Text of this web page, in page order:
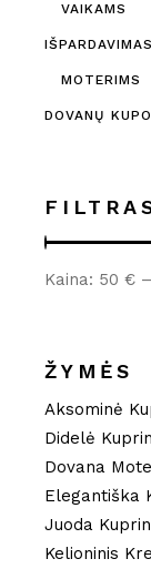
VAIKAMS
IŠPARDAVIMAS
MOTERIMS
DOVANŲ
Kaina: 50 €
ŽYMĖS
Aksominė
Didelė
Dovana
Elegantiška
Juoda
Kelioninis